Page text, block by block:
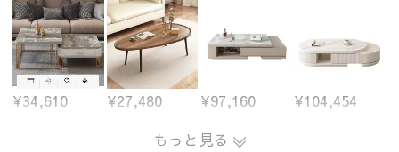
¥34,610 ¥27,480 ¥97,160
¥104,454
もっと見る